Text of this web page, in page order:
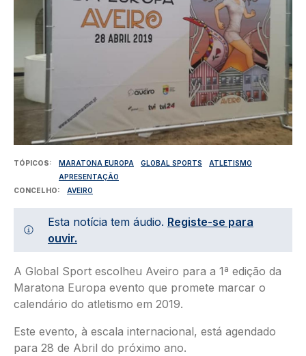
TÓPICOS MARATONA EUROPA GLOBAL SPORTS
ATLETISMO
APRESENTAÇÃO
CONCELHO
AVEIRO
Esta notícia tem áudio. Registe-se para
ouvir.
A Global Sport escolheu Aveiro para a 1ª edição da
Maratona Europa evento que promete marcar o
calendário do atletismo em 2019.
Este evento, à escala internacional, está agendado
para 28 de Abril do próximo ano.